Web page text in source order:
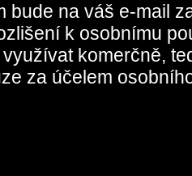
bude na váš e-mail
k osobnímu
komerčně,
za účelem